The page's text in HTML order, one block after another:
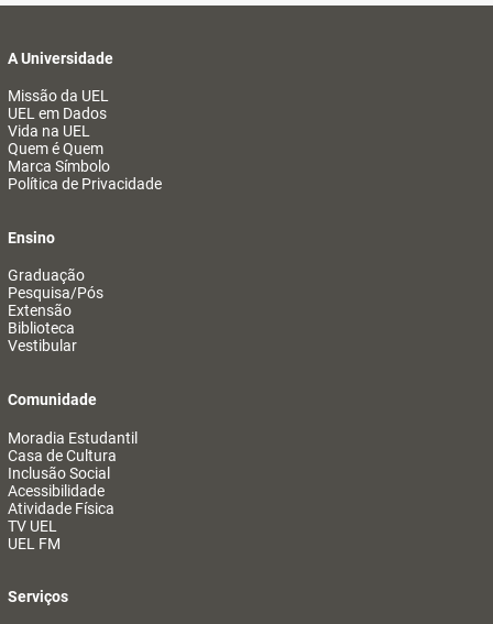
A Universidade
Missão da UEL
UEL em Dados
Vida na UEL
Quem é Quem
Marca Símbolo
Política de Privacidade
Ensino
Graduação
Pesquisa/Pós
Extensão
Biblioteca
Vestibular
Comunidade
Moradia Estudantil
Casa de Cultura
Inclusão Social
Acessibilidade
Atividade Física
TV UEL
UEL FM
Serviços